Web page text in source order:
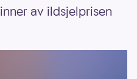
av ildsjelprisen